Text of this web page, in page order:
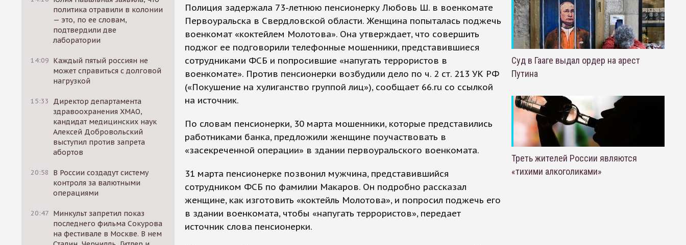
политика отравили в колонии
— это, по ее словам,
подтвердили две
лаборатории
14:09 Каждый пятый россиян не
может справиться с долговой
нагрузкой
15:33
Директор департамента
здравоохранения ХМАО,
кандидат медицинских наук
Алексей Добровольский
выступил против запрета
абортов
20:58
В России создадут систему
контроля за валютными
операциями
20:47 Минкульт запретил показ
последнего фильма Сокурова
на фестивале в Москве. В нем
Полиция задержала 73-летнюю пенсионерку Любовь Ш. в военкомате
Первоуральска в Свердловской области. Женщина попыталась поджечь
военкомат «коктейлем Молотова». Она утверждает, что совершить
поджог ее подговорили телефонные мошенники, представившиеся
сотрудниками ФСБ и попросившие «напугать террористов в
военкомате». Против пенсионерки возбудили дело по ч. 2 ст. 213 УК РФ
(«Покушение на хулиганство группой лиц»), сообщает 66.ru со ссылкой
на источник.
По словам пенсионерки, 30 марта мошенники, которые представились
работниками банка, предложили женщине поучаствовать в
«засекреченной операции» в здании первоуральского военкомата.
31 марта пенсионерке позвонил мужчина, представившийся
сотрудником ФСБ по фамилии Макаров. Он подробно рассказал
женщине, как изготовить «коктейль Молотова», и попросил поджечь его
в здании военкомата, чтобы «напугать террористов», передает
источник слова пенсионерки.
Суд в Гааге выдал ордер на арест
Путина
Треть жителей России являются
«тихими алкоголиками»